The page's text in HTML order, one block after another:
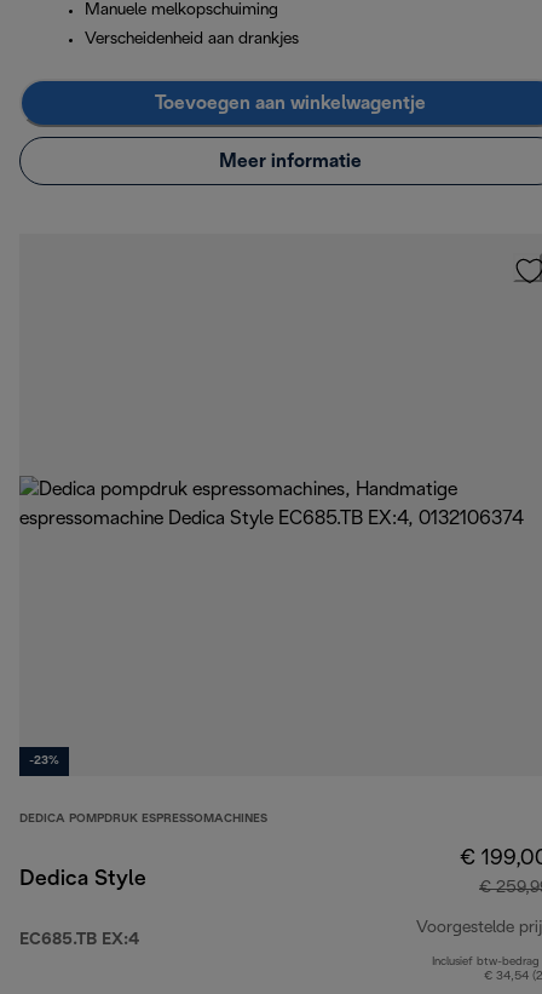
Manuele melkopschuiming
Verscheidenheid aan drankjes
Toevoegen aan winkelwagentje
Meer informatie
-23%
DEDICA POMPDRUK ESPRESSOMACHINES
Dedica Style
EC685.TB EX:4
€
€
Voorgestelde
Inclusief btw-bedrag
€ 34,54